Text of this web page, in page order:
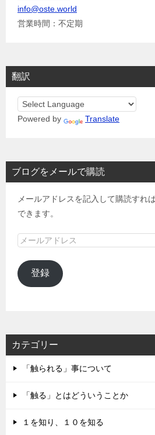
info@oste.world
営業時間：不定期
翻訳
Powered by Translate
ブログをメールで購読
メールアドレスを記入して購読すれ
できます。
メ
ル
ア
登録
カテゴリー
「触られる」事について
「触る」とはどういうことか
１を知り、１０を知る